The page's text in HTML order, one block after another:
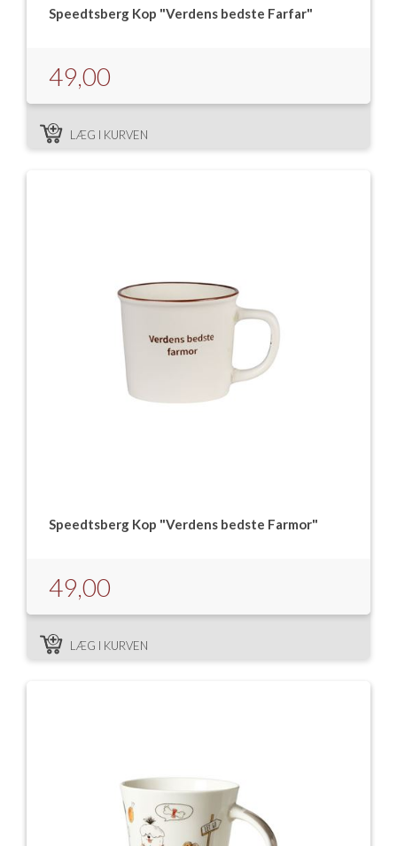
Speedtsberg Kop "Verdens bedste Farfar"
49,00
LÆG I KURVEN
Speedtsberg Kop "Verdens bedste Farmor"
49,00
LÆG I KURVEN